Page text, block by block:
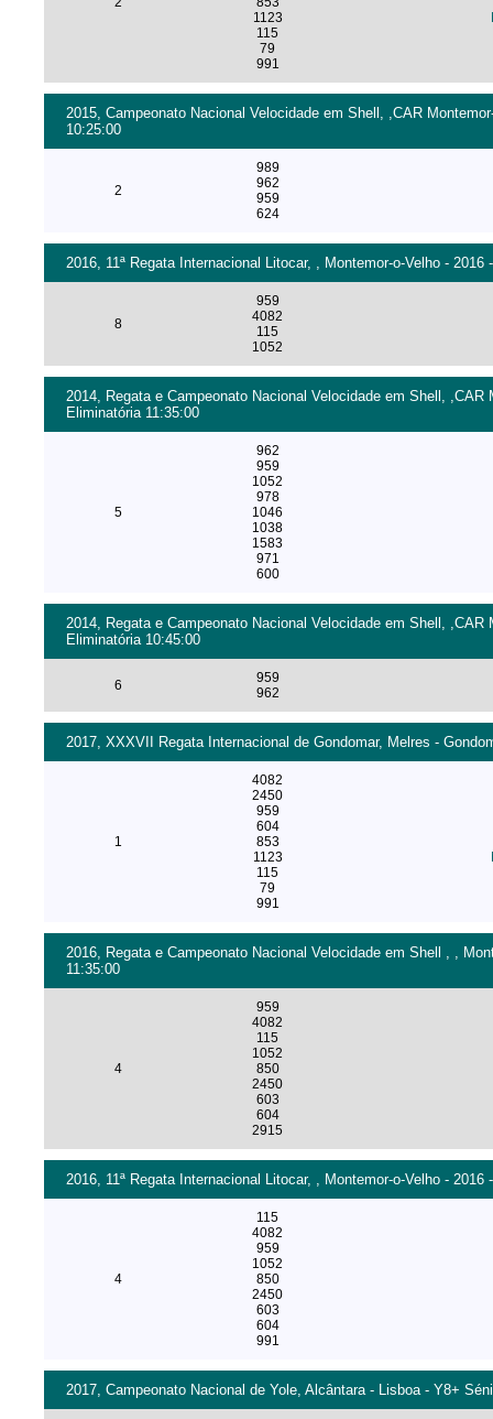
1123
115
79
991
2015, Campeonato Nacional Velocidade em Shell, ,CAR
10:25:00
2
989
962
959
624
2016, 11ª Regata Internacional Litocar, , Montemor-o-Velho -
8
959
4082
115
1052
2014, Regata e Campeonato Nacional Velocidade em Shell,
Eliminatória 11:35:00
5
962
959
1052
978
1046
1038
1583
971
600
2014, Regata e Campeonato Nacional Velocidade em Shell,
Eliminatória 10:45:00
6
959
962
2017, XXXVII Regata Internacional de Gondomar, Melres -
1
4082
2450
959
604
853
1123
115
79
991
2016, Regata e Campeonato Nacional Velocidade em Shell , ,
11:35:00
4
959
4082
115
1052
850
2450
603
604
2915
2016, 11ª Regata Internacional Litocar, , Montemor-o-Velho -
4
115
4082
959
1052
850
2450
603
604
991
2017, Campeonato Nacional de Yole, Alcântara - Lisboa - Y8+